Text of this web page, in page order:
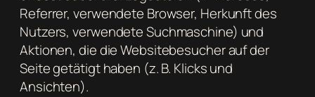
Referrer, verwendete Browser, Herkunft des
Nutzers, verwendete Suchmaschine) und
Aktionen, die die Websitebesucher auf der
Seite getätigt haben (z. B. Klicks und
Ansichten).